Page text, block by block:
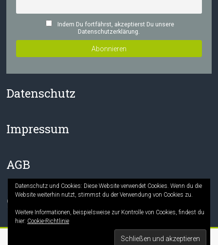
Indem Du fortfährst, akzeptierst Du unsere
Datenschutzerklärung.
Datenschutz
Impressum
AGB
Facebook
Instagram
Die Mitmach-Buchhandlung. Alle Rechte vorbehalten.
Datenschutz und Cookies: Diese Website verwendet Cookies. Wenn du die
Website weiterhin nutzt, stimmst du der Verwendung von Cookies zu.
Weitere Informationen, beispielsweise zur Kontrolle von Cookies, findest du
hier: Cookie-Richtlinie